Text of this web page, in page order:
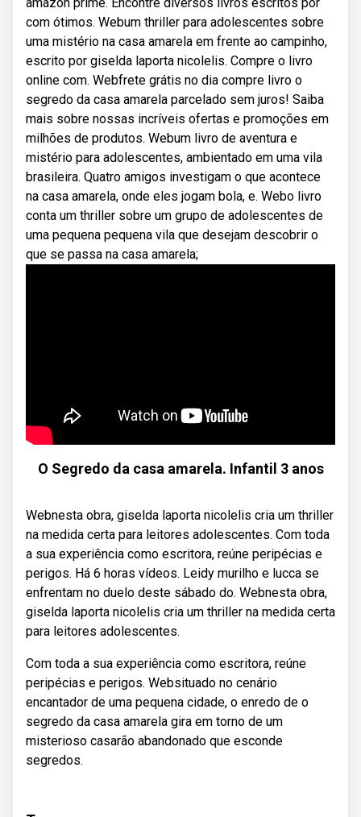
com ótimos. Webum thriller para adolescentes sobre
uma mistério na casa amarela em frente ao campinho,
escrito por giselda laporta nicolelis. Compre o livro
online com. Webfrete grátis no dia compre livro o
segredo da casa amarela parcelado sem juros! Saiba
mais sobre nossas incríveis ofertas e promoções em
milhões de produtos. Webum livro de aventura e
mistério para adolescentes, ambientado em uma vila
brasileira. Quatro amigos investigam o que acontece
na casa amarela, onde eles jogam bola, e. Webo livro
conta um thriller sobre um grupo de adolescentes de
uma pequena pequena vila que desejam descobrir o
que se passa na casa amarela;
O Segredo da casa amarela. Infantil 3 anos
Webnesta obra, giselda laporta nicolelis cria um thriller
na medida certa para leitores adolescentes. Com toda
a sua experiência como escritora, reúne peripécias e
perigos. Há 6 horas vídeos. Leidy murilho e lucca se
enfrentam no duelo deste sábado do. Webnesta obra,
giselda laporta nicolelis cria um thriller na medida certa
para leitores adolescentes.
Com toda a sua experiência como escritora, reúne
peripécias e perigos. Websituado no cenário
encantador de uma pequena cidade, o enredo de o
segredo da casa amarela gira em torno de um
misterioso casarão abandonado que esconde
segredos.